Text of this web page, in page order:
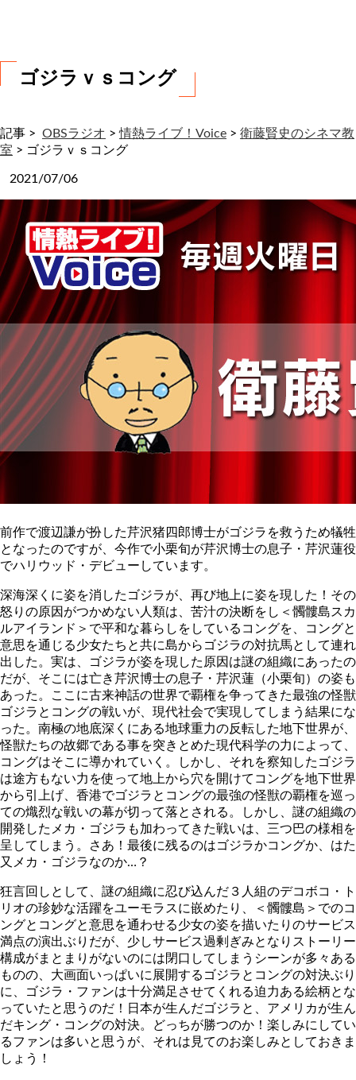
ゴジラｖｓコング
記事 > OBSラジオ >情熱ライブ！Voice > 衛藤賢史のシネマ教
室 > ゴジラｖｓコング
2021/07/06
前作で渡辺謙が扮した芹沢猪四郎博士がゴジラを救うため犠牲
となったのですが、今作で小栗旬が芹沢博士の息子・芹沢蓮役
でハリウッド・デビューしています。
深海深くに姿を消したゴジラが、再び地上に姿を現した！その
怒りの原因がつかめない人類は、苦汁の決断をし＜髑髏島スカ
ルアイランド＞で平和な暮らしをしているコングを、コングと
意思を通じる少女たちと共に島からゴジラの対抗馬として連れ
出した。実は、ゴジラが姿を現した原因は謎の組織にあったの
だが、そこには亡き芹沢博士の息子・芹沢蓮（小栗旬）の姿も
あった。ここに古来神話の世界で覇権を争ってきた最強の怪獣
ゴジラとコングの戦いが、現代社会で実現してしまう結果にな
った。南極の地底深くにある地球重力の反転した地下世界が、
怪獣たちの故郷である事を突きとめた現代科学の力によって、
コングはそこに導かれていく。しかし、それを察知したゴジラ
は途方もない力を使って地上から穴を開けてコングを地下世界
から引上げ、香港でゴジラとコングの最強の怪獣の覇権を巡っ
ての熾烈な戦いの幕が切って落とされる。しかし、謎の組織の
開発したメカ・ゴジラも加わってきた戦いは、三つ巴の様相を
呈してしまう。さあ！最後に残るのはゴジラかコングか、はた
又メカ・ゴジラなのか…？
狂言回しとして、謎の組織に忍び込んだ３人組のデコボコ・ト
リオの珍妙な活躍をユーモラスに嵌めたり、＜髑髏島＞でのコ
ングとコングと意思を通わせる少女の姿を描いたりのサービス
満点の演出ぶりだが、少しサービス過剰ぎみとなりストーリー
構成がまとまりがないのには閉口してしまうシーンが多々ある
ものの、大画面いっぱいに展開するゴジラとコングの対決ぶり
に、ゴジラ・ファンは十分満足させてくれる迫力ある絵柄とな
っていたと思うのだ！日本が生んだゴジラと、アメリカが生ん
だキング・コングの対決。どっちが勝つのか！楽しみにしてい
るファンは多いと思うが、それは見てのお楽しみとしておきま
しょう！